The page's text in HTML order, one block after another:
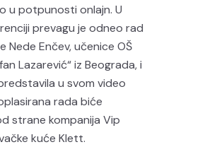
u potpunosti onlajn. U
prevagu je odneo rad
Nede Enčev, učenice OŠ
Lazarević“ iz Beograda, i
u svom video
rada biće
strane kompanija Vip
kuće Klett.